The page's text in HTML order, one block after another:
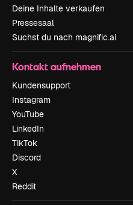
Deine Inhalte verkaufen
Pressesaal
Suchst du nach magnific.ai
Kontakt aufnehmen
Kundensupport
Instagram
YouTube
LinkedIn
TikTok
Discord
X
Reddit